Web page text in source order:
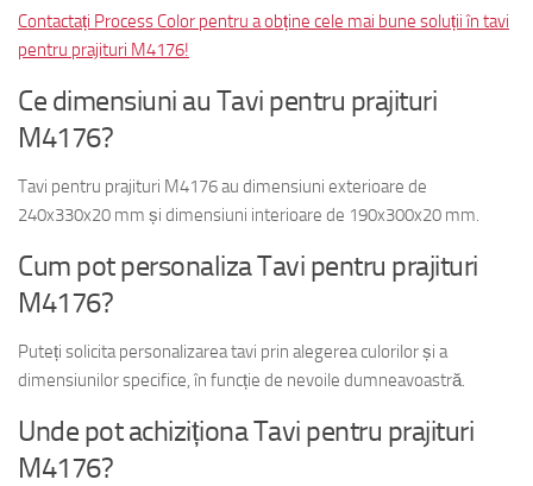
Contactați Process Color pentru a obține cele mai bune soluții în tavi
pentru prajituri M4176!
Ce dimensiuni au Tavi pentru prajituri
M4176?
Tavi pentru prajituri M4176 au dimensiuni exterioare de
240x330x20 mm și dimensiuni interioare de 190x300x20 mm.
Cum pot personaliza Tavi pentru prajituri
M4176?
Puteți solicita personalizarea tavi prin alegerea culorilor și a
dimensiunilor specifice, în funcție de nevoile dumneavoastră.
Unde pot achiziționa Tavi pentru prajituri
M4176?